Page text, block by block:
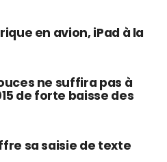
en avion, iPad à la
ne suffira pas à
de forte baisse des
sa saisie de texte